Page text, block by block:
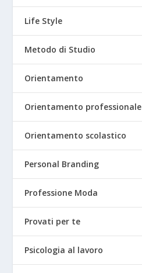
Life Style
Metodo di Studio
Orientamento
Orientamento professionale
Orientamento scolastico
Personal Branding
Professione Moda
Provati per te
Psicologia al lavoro